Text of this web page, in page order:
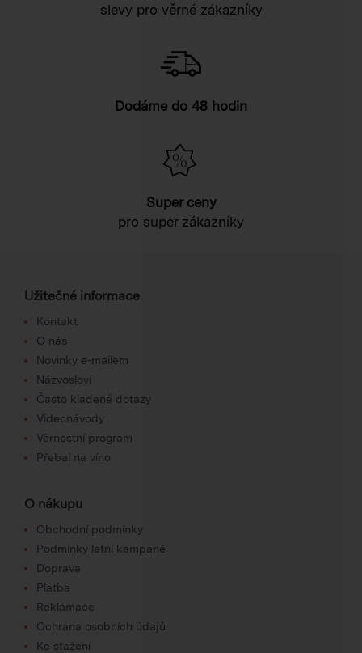
slevy pro věrné zákazníky
Dodáme do 48 hodin
Super ceny
pro super zákazníky
Užitečné informace
Kontakt
O nás
Novinky e-mailem
Názvosloví
Často kladené dotazy
Videonávody
Věrnostní program
Přebal na víno
O nákupu
Obchodní podmínky
Podmínky letní kampaně
Doprava
Platba
Reklamace
Ochrana osobních údajů
Ke stažení